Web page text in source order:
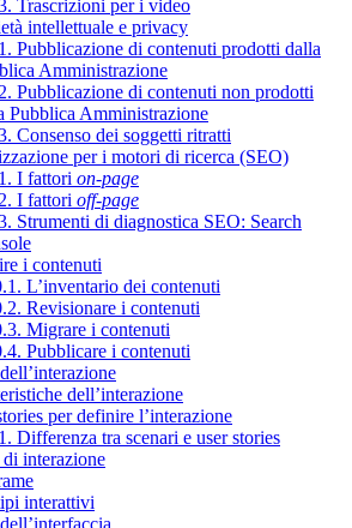
Trascrizioni per i video
intellettuale e privacy
Pubblicazione di contenuti prodotti dalla
Amministrazione
Pubblicazione di contenuti non prodotti
Pubblica Amministrazione
Consenso dei soggetti ritratti
per i motori di ricerca (SEO)
I fattori on-page
I fattori off-page
Strumenti di diagnostica SEO: Search
i contenuti
L’inventario dei contenuti
Revisionare i contenuti
Migrare i contenuti
Pubblicare i contenuti
dell’interazione
per definire l’interazione
Differenza tra scenari e user stories
interazione
interattivi